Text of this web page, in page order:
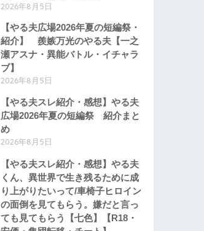
2026年8月5日
【やる夫広場2026年夏の短編祭・
紹介】 羨嫉万光のやる夫【一之
瀬アスナ・異能バトル・イチャラ
ブ】
2026年8月5日
【やる夫スレ紹介・感想】やる夫
広場2026年夏の短編祭 紹介まと
め
2026年8月5日
【やる夫スレ紹介・感想】やる夫
くん、異世界で生き残るために成
り上がりたいって/車椅子ヒロイン
の面倒を見てもらう。嫌だと言っ
ても見てもらう【七色】【R18・